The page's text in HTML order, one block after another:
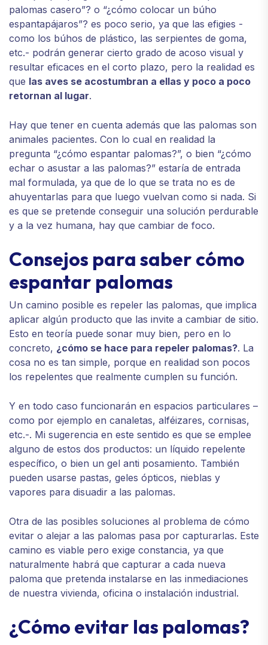
palomas casero”? o “¿cómo colocar un búho
espantapájaros”? es poco serio, ya que las efigies -
como los búhos de plástico, las serpientes de goma,
etc.- podrán generar cierto grado de acoso visual y
resultar eficaces en el corto plazo, pero la realidad es
que las aves se acostumbran a ellas y poco a poco
retornan al lugar.
Hay que tener en cuenta además que las palomas son
animales pacientes. Con lo cual en realidad la
pregunta “¿cómo espantar palomas?”, o bien “¿cómo
echar o asustar a las palomas?” estaría de entrada
mal formulada, ya que de lo que se trata no es de
ahuyentarlas para que luego vuelvan como si nada. Si
es que se pretende conseguir una solución perdurable
y a la vez humana, hay que cambiar de foco.
Consejos para saber cómo
espantar palomas
Un camino posible es repeler las palomas, que implica
aplicar algún producto que las invite a cambiar de sitio.
Esto en teoría puede sonar muy bien, pero en lo
concreto, ¿cómo se hace para repeler palomas?. La
cosa no es tan simple, porque en realidad son pocos
los repelentes que realmente cumplen su función.
Y en todo caso funcionarán en espacios particulares –
como por ejemplo en canaletas, alféizares, cornisas,
etc.-. Mi sugerencia en este sentido es que se emplee
alguno de estos dos productos: un líquido repelente
específico, o bien un gel anti posamiento. También
pueden usarse pastas, geles ópticos, nieblas y
vapores para disuadir a las palomas.
Otra de las posibles soluciones al problema de cómo
evitar o alejar a las palomas pasa por capturarlas. Este
camino es viable pero exige constancia, ya que
naturalmente habrá que capturar a cada nueva
paloma que pretenda instalarse en las inmediaciones
de nuestra vivienda, oficina o instalación industrial.
¿Cómo evitar las palomas?